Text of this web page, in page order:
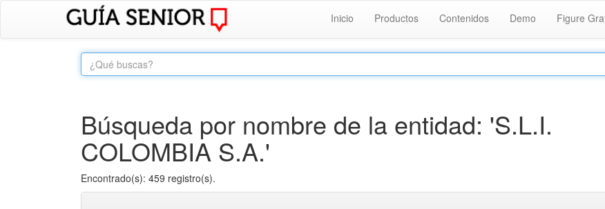
Inicio Productos Contenidos Demo Figure
Búsqueda por nombre de la entidad: 'S.L.I.
COLOMBIA S.A.'
Encontrado(s): 459 registro(s).